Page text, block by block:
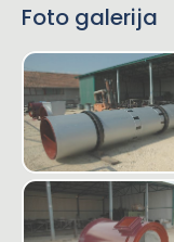
Foto galerija
Rotacione sušare za